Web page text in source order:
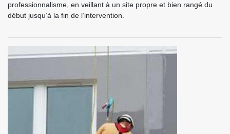
professionnalisme, en veillant à un site propre et bien rangé du
début jusqu’à la fin de l’intervention.